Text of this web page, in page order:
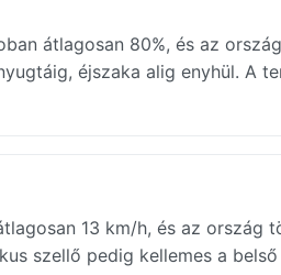
átlagosan 80%, és az
éjszaka alig enyhül. A
13 km/h, és az ország
szellő pedig kellemes a